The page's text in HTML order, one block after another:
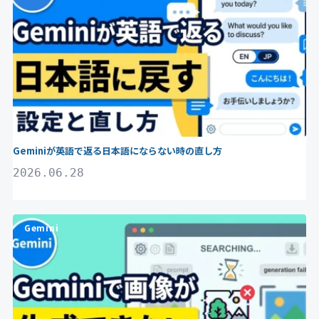
Geminiが英語で返る日本語にならない時の直し方
2026.06.28
Gemini